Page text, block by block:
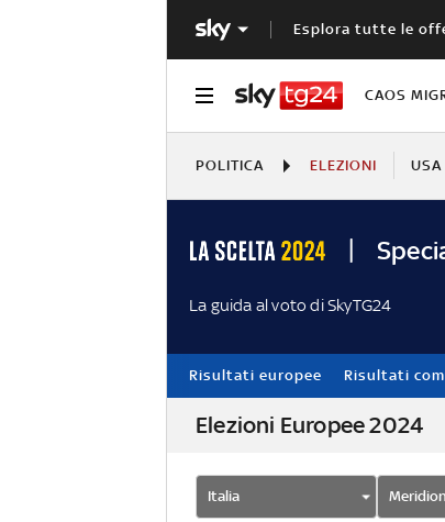
Esplora tutte le
CAOS
POLITICA ELEZIONI USA
La guida al voto di SkyTG24
Risultati europee Risultati
Elezioni Europee 2024
Italia